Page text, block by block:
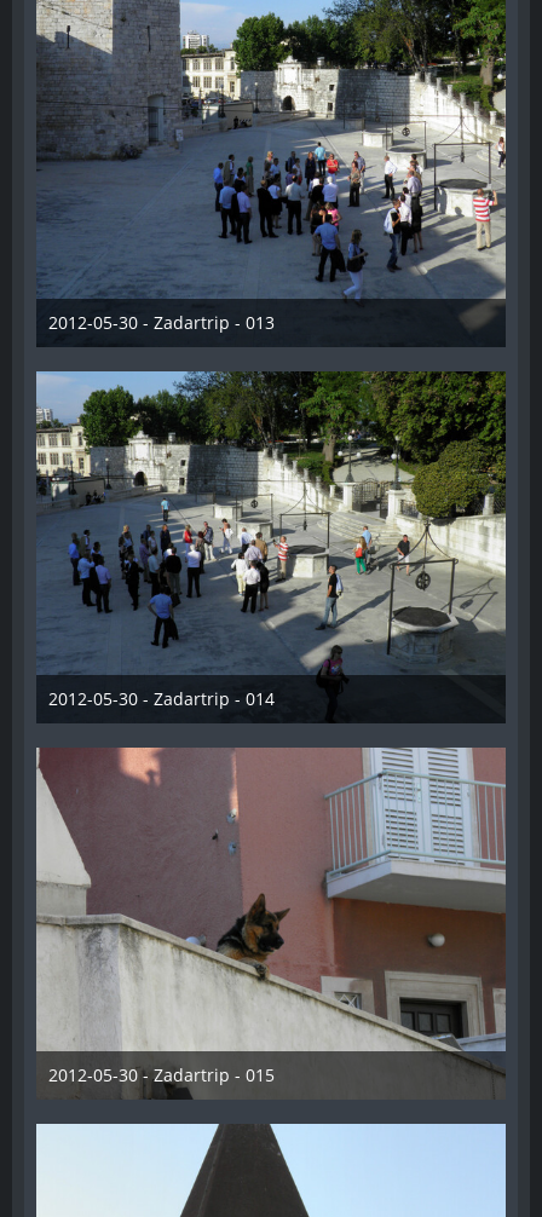
2012-05-30 - Zadartrip - 013
28. Dezember 2012
2012-05-30 - Zadartrip - 014
28. Dezember 2012
2012-05-30 - Zadartrip - 015
28. Dezember 2012